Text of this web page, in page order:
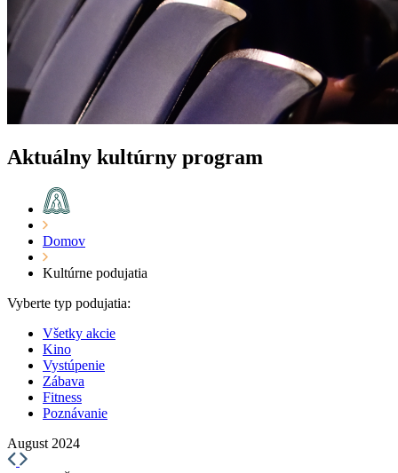
Aktuálny kultúrny program
Domov
Kultúrne podujatia
Vyberte typ podujatia:
Všetky akcie
Kino
Vystúpenie
Zábava
Fitness
Poznávanie
August 2024